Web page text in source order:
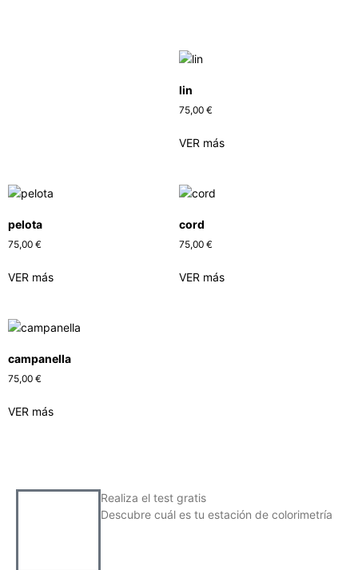
lin
75,00 €
VER más
pelota
75,00 €
VER más
cord
75,00 €
VER más
campanella
75,00 €
VER más
Realiza el test gratis
Descubre cuál es tu estación de colorimetría